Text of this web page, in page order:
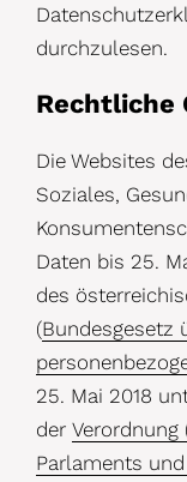
durchzulesen.
Rechtliche
Die Websites
Soziales,
Daten bis 25.
des
(Bundesgesetz
25. Mai 2018
der Verordnung
Parlaments